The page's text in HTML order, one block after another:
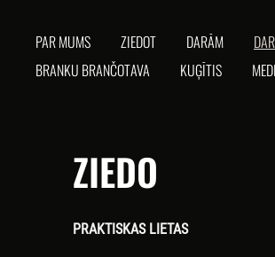
PAR MUMS ZIEDOT DARĀM
BRANKU BRANČOTAVA
KUĢĪTIS
ZIEDO
PRAKTISKAS LIETAS